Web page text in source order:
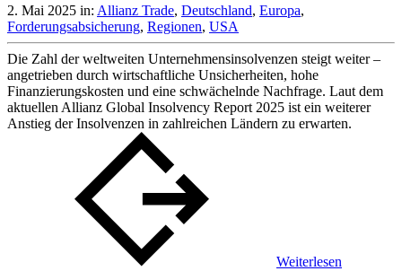
2. Mai 2025 in: Allianz Trade, Deutschland, Europa,
Forderungsabsicherung, Regionen, USA
Die Zahl der weltweiten Unternehmensinsolvenzen steigt weiter –
angetrieben durch wirtschaftliche Unsicherheiten, hohe
Finanzierungskosten und eine schwächelnde Nachfrage. Laut dem
aktuellen Allianz Global Insolvency Report 2025 ist ein weiterer
Anstieg der Insolvenzen in zahlreichen Ländern zu erwarten.
Weiterlesen